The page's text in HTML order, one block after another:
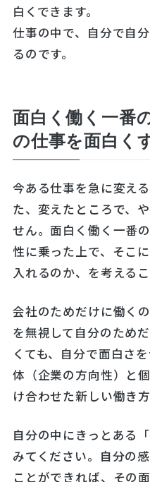
白くできます。
仕事の中で、自分で自
るのです。
面白く働く一番
の仕事を面白く
今ある仕事を急に変え
た、変えたところで、
せん。面白く働く一番
性に乗った上で、そこ
入れるのか、を考えるこ
会社のためだけに働く
を無視して自分のため
くても、自分で面白さ
体（企業の方向性）と
け合わせた新しい働き
自分の中にきっとある
みてください。自分の
ことができれば、その